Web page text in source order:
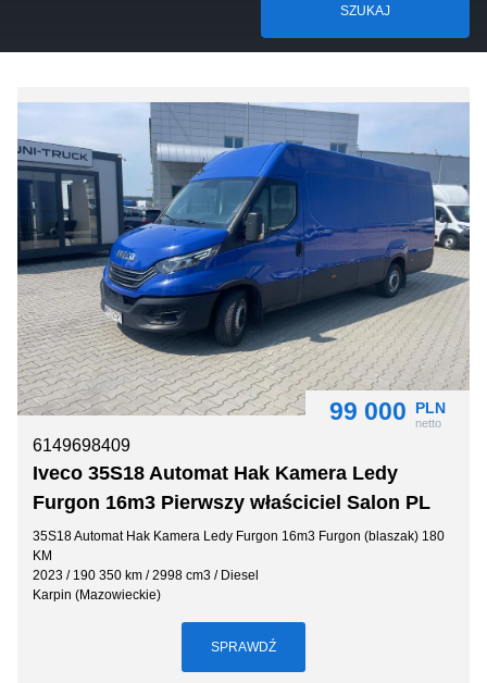
SZUKAJ
99 000 PLN
netto
6149698409
Iveco 35S18 Automat Hak Kamera Ledy
Furgon 16m3 Pierwszy właściciel Salon PL
35S18 Automat Hak Kamera Ledy Furgon 16m3 Furgon (blaszak) 180
KM
2023 / 190 350 km / 2998 cm3 / Diesel
Karpin (Mazowieckie)
SPRAWDŹ